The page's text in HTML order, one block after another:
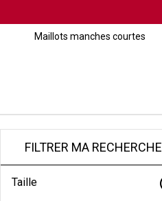
Maillots manches courtes
FILTRER MA RECHERCHE
Taille